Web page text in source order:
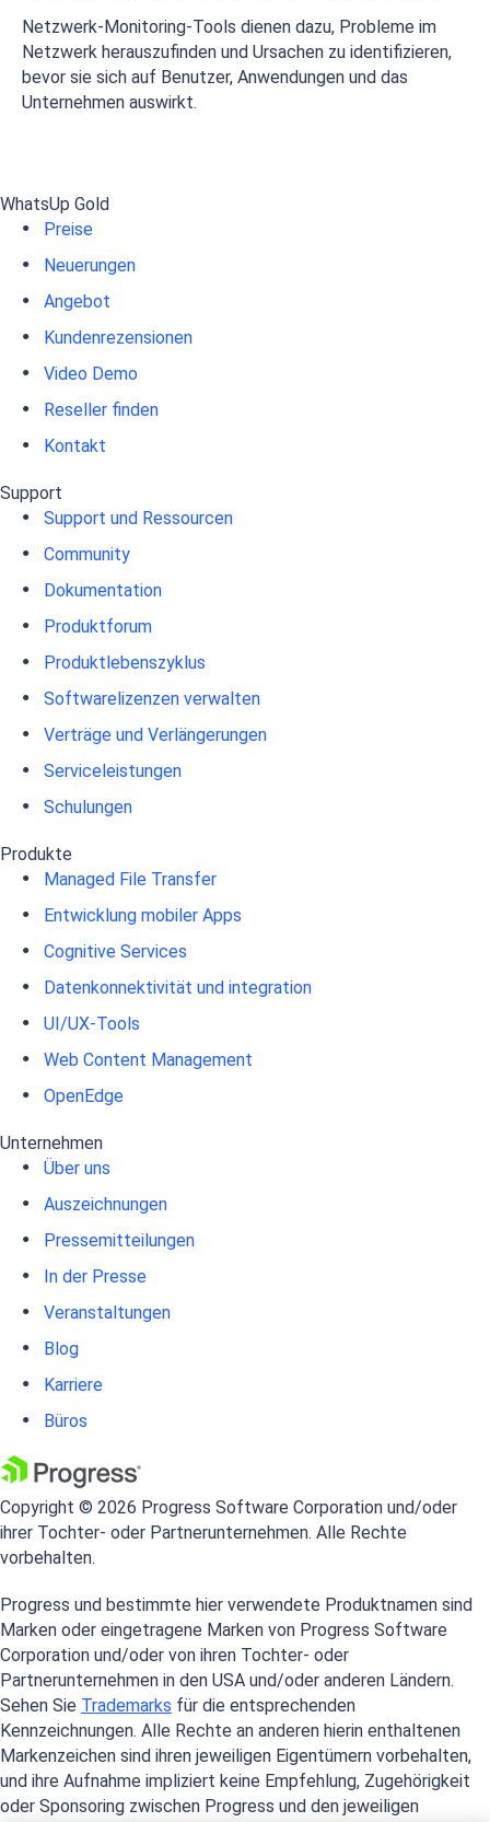
Netzwerk-Monitoring-Tools dienen dazu, Probleme im
Netzwerk herauszufinden und Ursachen zu identifizieren,
bevor sie sich auf Benutzer, Anwendungen und das
Unternehmen auswirkt.
WhatsUp Gold
Preise
Neuerungen
Angebot
Kundenrezensionen
Video Demo
Reseller finden
Kontakt
Support
Support und Ressourcen
Community
Dokumentation
Produktforum
Produktlebenszyklus
Softwarelizenzen verwalten
Verträge und Verlängerungen
Serviceleistungen
Schulungen
Produkte
Managed File Transfer
Entwicklung mobiler Apps
Cognitive Services
Datenkonnektivität und integration
UI/UX-Tools
Web Content Management
OpenEdge
Unternehmen
Über uns
Auszeichnungen
Pressemitteilungen
In der Presse
Veranstaltungen
Blog
Karriere
Büros
Copyright © 2026 Progress Software Corporation und/oder
ihrer Tochter- oder Partnerunternehmen. Alle Rechte
vorbehalten.
Progress und bestimmte hier verwendete Produktnamen sind
Marken oder eingetragene Marken von Progress Software
Corporation und/oder von ihren Tochter- oder
Partnerunternehmen in den USA und/oder anderen Ländern.
Sehen Sie Trademarks für die entsprechenden
Kennzeichnungen. Alle Rechte an anderen hierin enthaltenen
Markenzeichen sind ihren jeweiligen Eigentümern vorbehalten,
und ihre Aufnahme impliziert keine Empfehlung, Zugehörigkeit
oder Sponsoring zwischen Progress und den jeweiligen